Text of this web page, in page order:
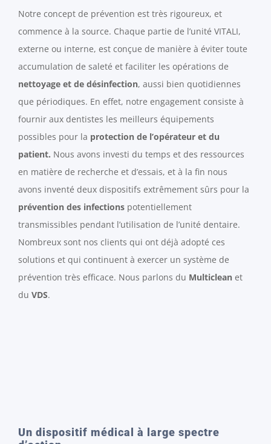
Notre concept de prévention est très rigoureux, et
commence à la source. Chaque partie de l’unité VITALI,
externe ou interne, est conçue de manière à éviter toute
accumulation de saleté et faciliter les opérations de
nettoyage et de désinfection, aussi bien quotidiennes
que périodiques. En effet, notre engagement consiste à
fournir aux dentistes les meilleurs équipements
possibles pour la protection de l’opérateur et du
patient. Nous avons investi du temps et des ressources
en matière de recherche et d’essais, et à la fin nous
avons inventé deux dispositifs extrêmement sûrs pour la
prévention des infections potentiellement
transmissibles pendant l’utilisation de l’unité dentaire.
Nombreux sont nos clients qui ont déjà adopté ces
solutions et qui continuent à exercer un système de
prévention très efficace. Nous parlons du Multiclean et
du VDS.
Un dispositif médical à large spectre